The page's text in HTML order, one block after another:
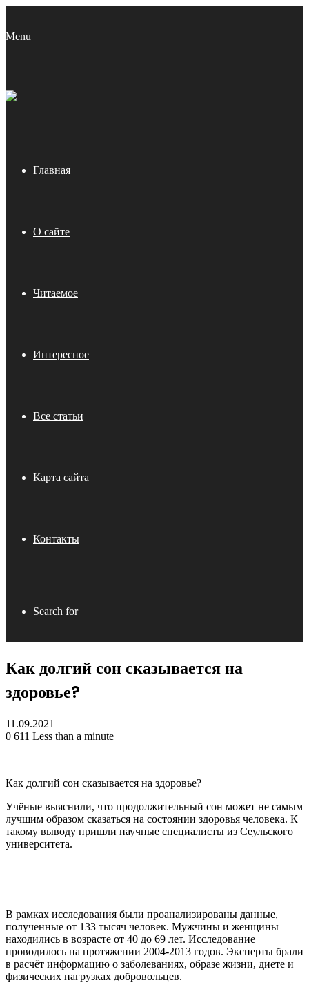
Menu
Главная
О сайте
Читаемое
Интересное
Все статьи
Карта сайта
Контакты
Search for
Как долгий сон сказывается на
здоровье?
11.09.2021
0 611 Less than a minute
Как долгий сон сказывается на здоровье?
Учёные выяснили, что продолжительный сон может не самым
лучшим образом сказаться на состоянии здоровья человека. К
такому выводу пришли научные специалисты из Сеульского
университета.
В рамках исследования были проанализированы данные,
полученные от 133 тысяч человек. Мужчины и женщины
находились в возрасте от 40 до 69 лет. Исследование
проводилось на протяжении 2004-2013 годов. Эксперты брали
в расчёт информацию о заболеваниях, образе жизни, диете и
физических нагрузках добровольцев.